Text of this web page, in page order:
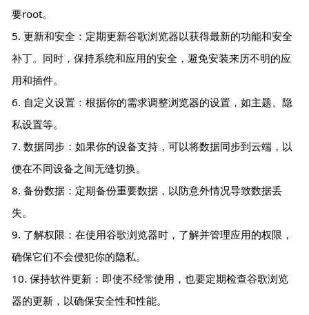
要root。
5. 更新和安全：定期更新谷歌浏览器以获得最新的功能和安全
补丁。同时，保持系统和应用的安全，避免安装来历不明的应
用和插件。
6. 自定义设置：根据你的需求调整浏览器的设置，如主题、隐
私设置等。
7. 数据同步：如果你的设备支持，可以将数据同步到云端，以
便在不同设备之间无缝切换。
8. 备份数据：定期备份重要数据，以防意外情况导致数据丢
失。
9. 了解权限：在使用谷歌浏览器时，了解并管理应用的权限，
确保它们不会侵犯你的隐私。
10. 保持软件更新：即使不经常使用，也要定期检查谷歌浏览
器的更新，以确保安全性和性能。